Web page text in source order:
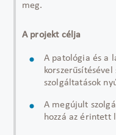
meg.
A projekt célja
A patológia és a
szolgáltatások
A megújult
hozzá az érintett